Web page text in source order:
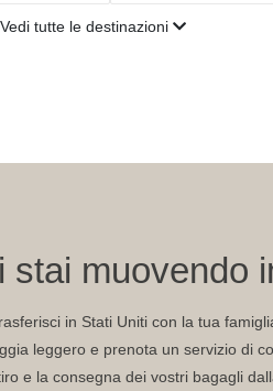
Vedi tutte le destinazioni
stai muovendo
in Stati Uniti con la tua
leggero e prenota un servizio di
e la consegna dei vostri bagagli